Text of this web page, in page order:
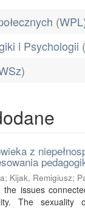
i Psychologii
z
; Kijak, Remigiusz;
issues
The sexuality